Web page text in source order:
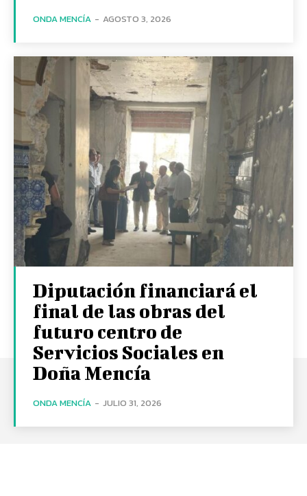
ONDA MENCÍA - AGOSTO 3, 2026
Diputación financiará el
final de las obras del
futuro centro de
Servicios Sociales en
Doña Mencía
ONDA MENCÍA - JULIO 31, 2026